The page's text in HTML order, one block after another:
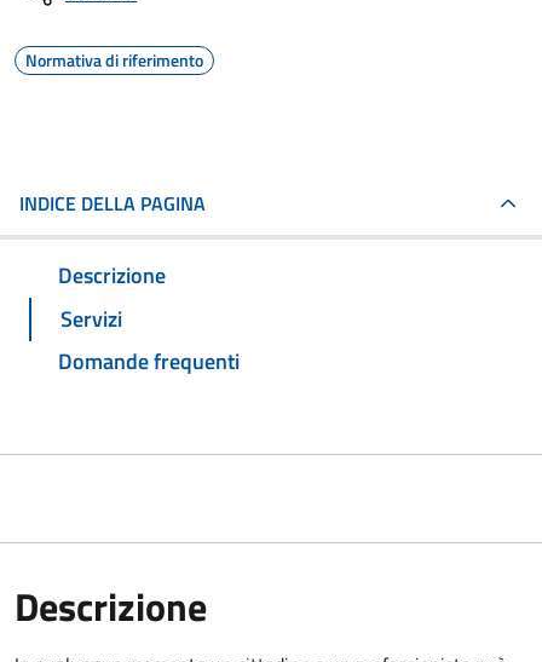
Normativa di riferimento
INDICE DELLA PAGINA
Descrizione
Servizi
Domande frequenti
Descrizione